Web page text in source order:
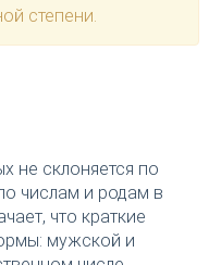
степени.
не склоняется по
числам и родам в
что краткие
мужской и